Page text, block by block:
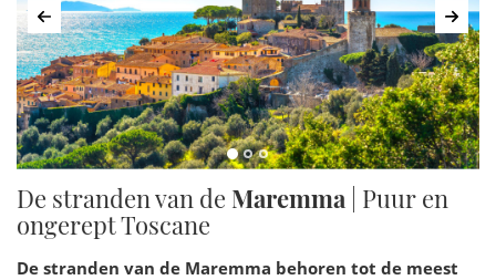
Vorige
De stranden van de Maremma | Puur en
ongerept Toscane
De stranden van de Maremma behoren tot de meest